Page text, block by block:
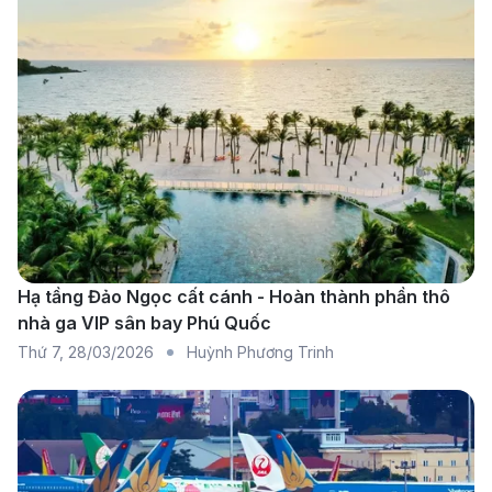
chuyến bay từ Hà Nội đi New York
Hạ tầng Đảo Ngọc cất cánh - Hoàn thành phần thô
nhà ga VIP sân bay Phú Quốc
Thứ 7, 28/03/2026 Huỳnh Phương Trinh